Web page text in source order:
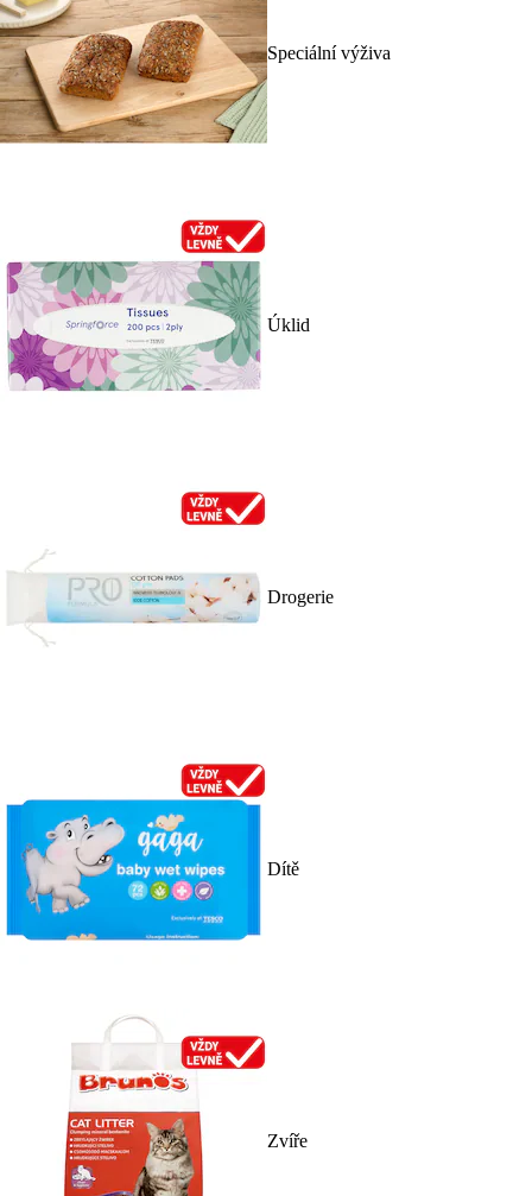
Speciální výživa
Úklid
Drogerie
Dítě
Zvíře